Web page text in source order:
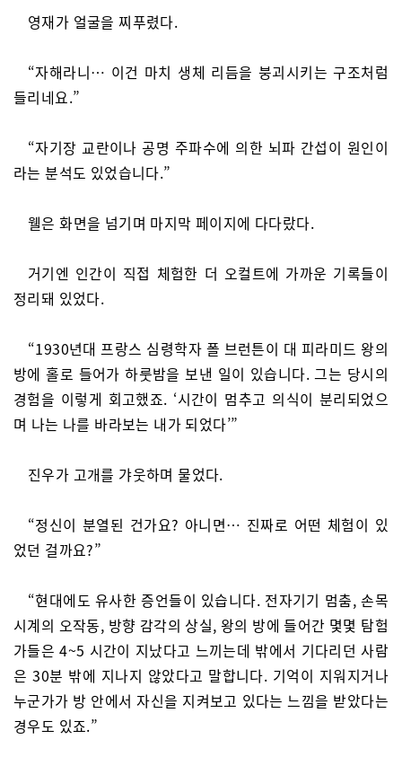
영재가 얼굴을 찌푸렸다.
“자해라니… 이건 마치 생체 리듬을 붕괴시키는 구조처럼
들리네요.”
“자기장 교란이나 공명 주파수에 의한 뇌파 간섭이 원인이
라는 분석도 있었습니다.”
웰은 화면을 넘기며 마지막 페이지에 다다랐다.
거기엔 인간이 직접 체험한 더 오컬트에 가까운 기록들이
정리돼 있었다.
“1930년대 프랑스 심령학자 폴 브런튼이 대 피라미드 왕의
방에 홀로 들어가 하룻밤을 보낸 일이 있습니다. 그는 당시의
경험을 이렇게 회고했죠. ‘시간이 멈추고 의식이 분리되었으
며 나는 나를 바라보는 내가 되었다’”
진우가 고개를 갸웃하며 물었다.
“정신이 분열된 건가요? 아니면… 진짜로 어떤 체험이 있
었던 걸까요?”
“현대에도 유사한 증언들이 있습니다. 전자기기 멈춤, 손목
시계의 오작동, 방향 감각의 상실, 왕의 방에 들어간 몇몇 탐험
가들은 4~5 시간이 지났다고 느끼는데 밖에서 기다리던 사람
은 30분 밖에 지나지 않았다고 말합니다. 기억이 지워지거나
누군가가 방 안에서 자신을 지켜보고 있다는 느낌을 받았다는
경우도 있죠.”